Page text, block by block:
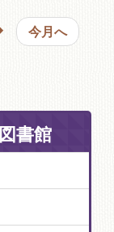
今月へ
書館